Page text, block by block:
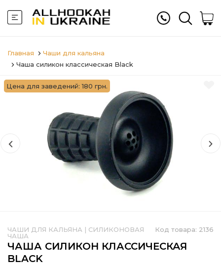
Главная
Чаши для кальяна
Чаша силикон классическая Black
Цена для заведений: 180 грн.
Код товара: 2136
ЧАШИ ДЛЯ КАЛЬЯНА | СИЛИКОНОВАЯ
ЧАША
ЧАША СИЛИКОН КЛАССИЧЕСКАЯ
BLACK